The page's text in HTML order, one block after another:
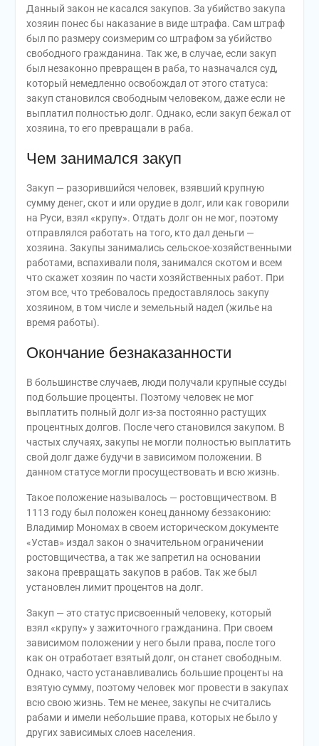
Данный закон не касался закупов. За убийство закупа
хозяин понес бы наказание в виде штрафа. Сам штраф
был по размеру соизмерим со штрафом за убийство
свободного гражданина. Так же, в случае, если закуп
был незаконно превращен в раба, то назначался суд,
который немедленно освобождал от этого статуса:
закуп становился свободным человеком, даже если не
выплатил полностью долг. Однако, если закуп бежал от
хозяина, то его превращали в раба.
Чем занимался закуп
Закуп — разорившийся человек, взявший крупную
сумму денег, скот и или орудие в долг, или как говорили
на Руси, взял «крупу». Отдать долг он не мог, поэтому
отправлялся работать на того, кто дал деньги —
хозяина. Закупы занимались сельское-хозяйственными
работами, вспахивали поля, занимался скотом и всем
что скажет хозяин по части хозяйственных работ. При
этом все, что требовалось предоставлялось закупу
хозяином, в том числе и земельный надел (жилье на
время работы).
Окончание безнаказанности
В большинстве случаев, люди получали крупные ссуды
под большие проценты. Поэтому человек не мог
выплатить полный долг из-за постоянно растущих
процентных долгов. После чего становился закупом. В
частых случаях, закупы не могли полностью выплатить
свой долг даже будучи в зависимом положении. В
данном статусе могли просуществовать и всю жизнь.
Такое положение называлось — ростовщичеством. В
1113 году был положен конец данному беззаконию:
Владимир Мономах в своем историческом документе
«Устав» издал закон о значительном ограничении
ростовщичества, а так же запретил на основании
закона превращать закупов в рабов. Так же был
установлен лимит процентов на долг.
Закуп — это статус присвоенный человеку, который
взял «крупу» у зажиточного гражданина. При своем
зависимом положении у него были права, после того
как он отработает взятый долг, он станет свободным.
Однако, часто устанавливались большие проценты на
взятую сумму, поэтому человек мог провести в закупах
всю свою жизнь. Тем не менее, закупы не считались
рабами и имели небольшие права, которых не было у
других зависимых слоев населения.